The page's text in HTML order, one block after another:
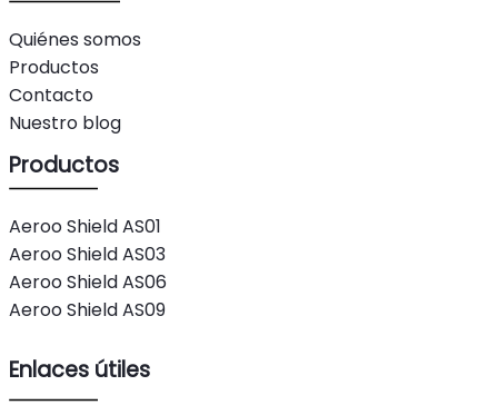
Quiénes somos
Productos
Contacto
Nuestro blog
Productos
Aeroo Shield AS01
Aeroo Shield AS03
Aeroo Shield AS06
Aeroo Shield AS09
Enlaces útiles